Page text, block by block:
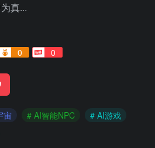
真...
0 0
宙 # AI智能NPC
# AI游戏